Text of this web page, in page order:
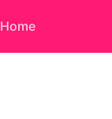
Home